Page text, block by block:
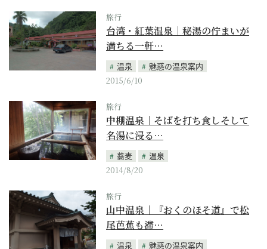
旅行
台湾・紅葉温泉｜秘湯の佇まいが
満ちる一軒…
温泉
魅惑の温泉案内
2015/6/10
旅行
中棚温泉｜そばを打ち食しそして
名湯に浸る…
蕎麦
温泉
2014/8/20
旅行
山中温泉｜『おくのほそ道』で松
尾芭蕉も滞…
温泉
魅惑の温泉案内